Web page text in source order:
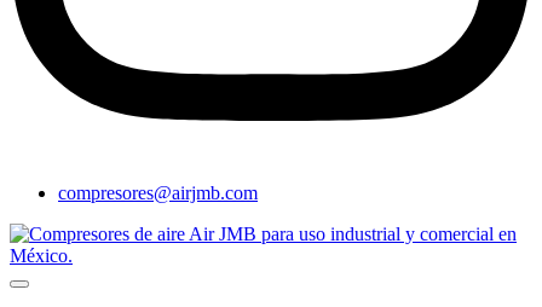
compresores@airjmb.com